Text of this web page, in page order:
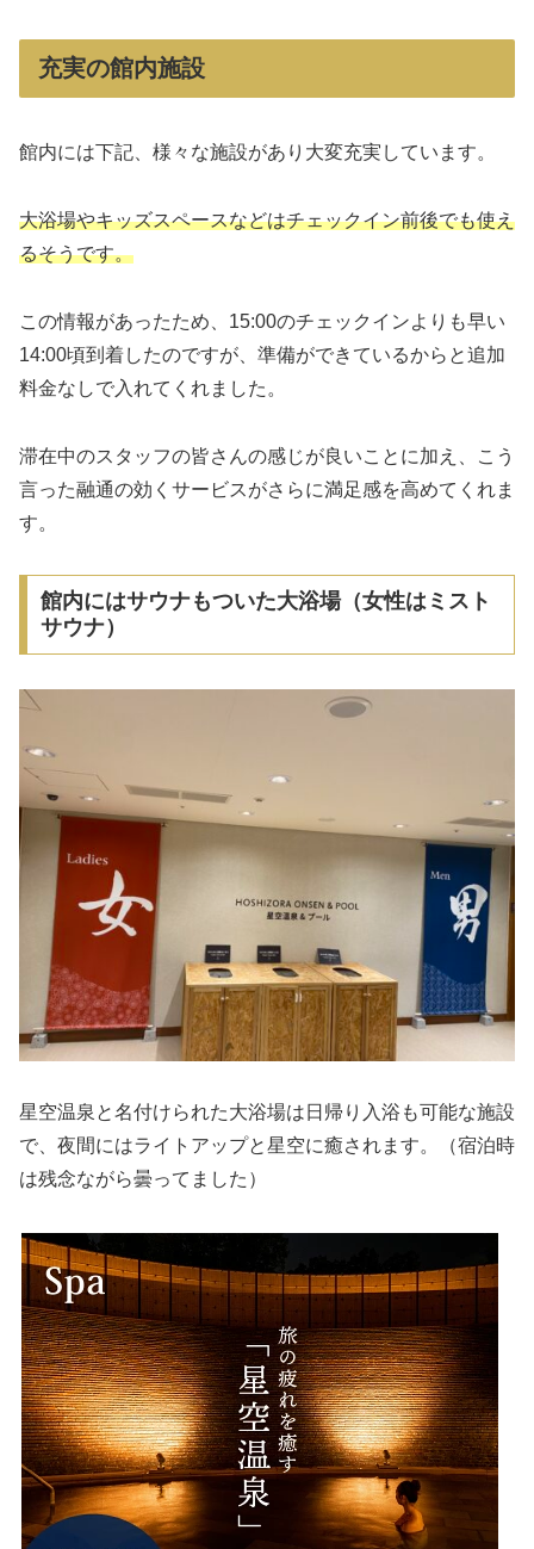
充実の館内施設
館内には下記、様々な施設があり大変充実しています。
大浴場やキッズスペースなどはチェックイン前後でも使え
るそうです。
この情報があったため、15:00のチェックインよりも早い
14:00頃到着したのですが、準備ができているからと追加
料金なしで入れてくれました。
滞在中のスタッフの皆さんの感じが良いことに加え、こう
言った融通の効くサービスがさらに満足感を高めてくれま
す。
館内にはサウナもついた大浴場（女性はミスト
サウナ）
星空温泉と名付けられた大浴場は日帰り入浴も可能な施設
で、夜間にはライトアップと星空に癒されます。（宿泊時
は残念ながら曇ってました）